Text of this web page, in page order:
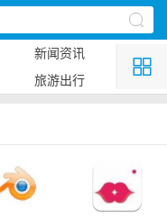
新闻资讯
旅游出行